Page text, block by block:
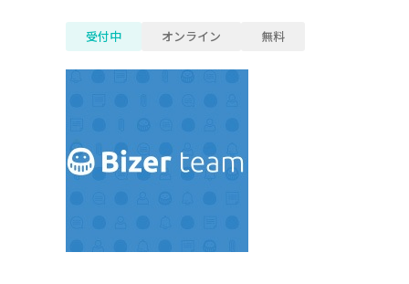
受付中 オンライン 無料